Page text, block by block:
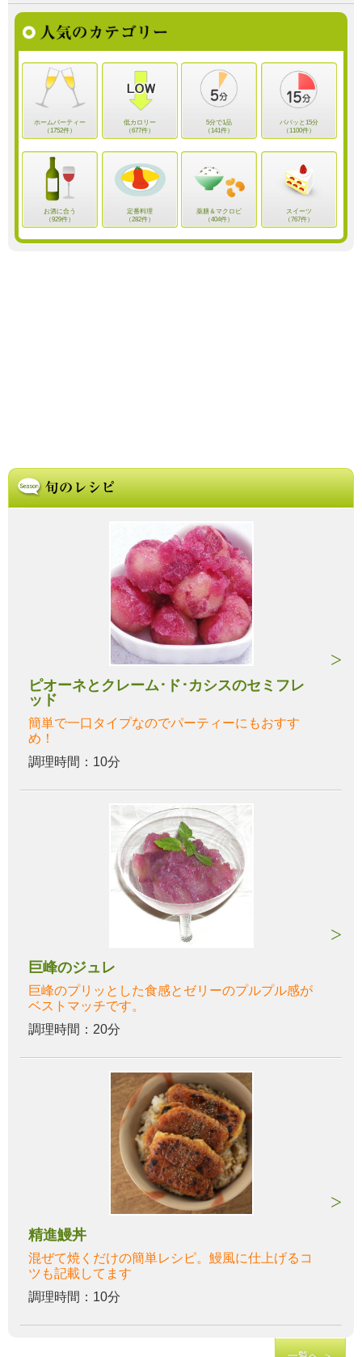
ホームパーティー
（1752件）
低カロリー
（677件）
5分で1品
（141件）
パパッと15分
（1100件）
お酒に合う
（929件）
定番料理
（282件）
薬膳＆マクロビ
（404件）
スイーツ
（767件）
ピオーネとクレーム･ド･カシスのセミフレ
ッド
簡単で一口タイプなのでパーティーにもおすす
め！
調理時間：10分
巨峰のジュレ
巨峰のプリッとした食感とゼリーのプルプル感が
ベストマッチです。
調理時間：20分
精進鰻丼
混ぜて焼くだけの簡単レシピ。鰻風に仕上げるコ
ツも記載してます
調理時間：10分